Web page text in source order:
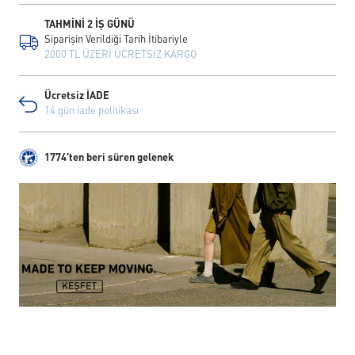
TAHMİNİ 2 İŞ GÜNÜ
Siparişin Verildiği Tarih İtibariyle
2000 TL ÜZERİ ÜCRETSİZ KARGO
Ücretsiz İADE
14 gün iade politikası
1774'ten beri süren gelenek